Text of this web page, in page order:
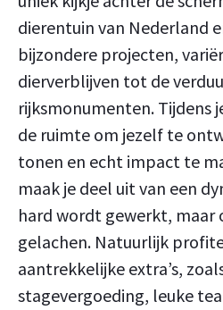
dierentuin van Nederland
bijzondere projecten,
dierverblijven tot de
rijksmonumenten. Tijdens
de ruimte om jezelf te
tonen en echt impact te
maak je deel uit van een
hard wordt gewerkt, maar
gelachen. Natuurlijk
aantrekkelijke extra’s,
stagevergoeding, leuke